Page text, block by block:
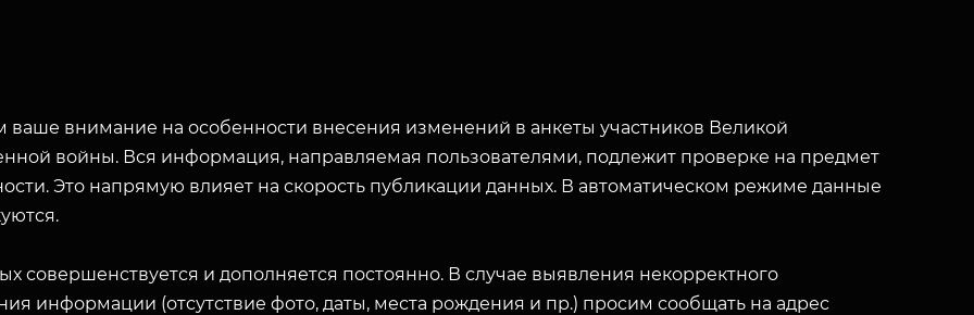
внимание на особенности внесения изменений в анкеты участников Великой
войны. Вся информация, направляемая пользователями, подлежит проверке на предмет
Это напрямую влияет на скорость публикации данных. В автоматическом режиме данные
совершенствуется и дополняется постоянно. В случае выявления некорректного
информации (отсутствие фото, даты, места рождения и пр.) просим сообщать на адрес